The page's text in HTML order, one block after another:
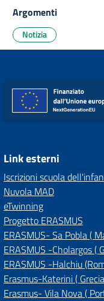
Argomenti
Notizia
Link esterni
Iscrizioni scuola
Nuvola MAD
eTwinning
Progetto ERASMUS
ERASMUS- Sa Pobla (
ERASMUS -Cholargos (
ERASMUS -Halchiu
Erasmus-Katerini (
Erasmus- Vila Nova (